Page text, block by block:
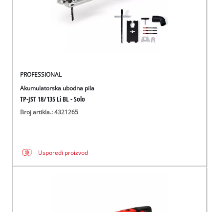
PROFESSIONAL
Akumulatorska ubodna pila
TP-JST 18/135 Li BL - Solo
Broj artikla.: 4321265
Usporedi proizvod